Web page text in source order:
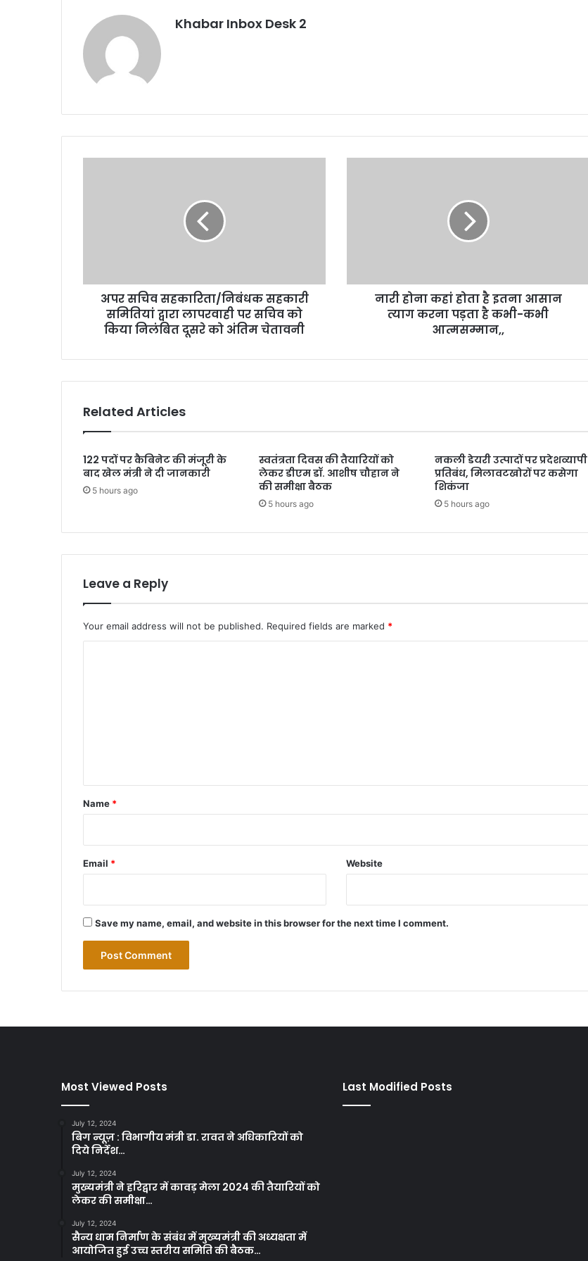
Khabar Inbox Desk 2
पर
दूसरे
अपर सचिव सहकारिता/निबंधक सहकारी
समितियां द्वारा लापरवाही पर सचिव को
किया निलंबित दूसरे को अंतिम चेतावनी
करना
आत्मसम्मान,,
नारी होना कहां होता है इतना आसान
त्याग करना पड़ता है कभी-कभी
आत्मसम्मान,,
Related Articles
122 पदों पर कैबिनेट की मंजूरी के
बाद खेल मंत्री ने दी जानकारी
5 hours ago
स्वतंत्रता दिवस की तैयारियों को
लेकर डीएम डॉ. आशीष चौहान ने
की समीक्षा बैठक
5 hours ago
नकली डेयरी उत्पादों पर प्रदेशव्यापी
प्रतिबंध, मिलावटखोरों पर कसेगा
शिकंजा
5 hours ago
Leave a Reply
Your email address will not be published. Required fields are marked *
*
Name *
Email * Website
Save my name, email, and website in this browser for the next time I comment.
Most Viewed Posts
July 12, 2024
बिग न्यूज़ : विभागीय मंत्री डा. रावत ने अधिकारियों को
दिये निर्देश…
July 12, 2024
मुख्यमंत्री ने हरिद्वार में कावड़ मेला 2024 की तैयारियों को
लेकर की समीक्षा…
July 12, 2024
सैन्य धाम निर्माण के संबंध में मुख्यमंत्री की अध्यक्षता में
आयोजित हुई उच्च स्तरीय समिति की बैठक…
Last Modified Posts